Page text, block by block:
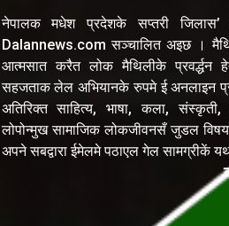
नेपालक मधेश प्रदेशके सप्तरी जिलास’
Dalannews.com सञ्चालित अइछ ।
आत्मसात करैत लोक मैथिलीके
सहजताक लेल अभियानके रुपमे ई अनलाइन
अतिरिक्त साहित्य, भाषा, कला, संस्कृती,
लोपोन्मुख सामाजिक लोकजीवनसँ जुडल
अपने सबद्वारा ईमेलमे पठाएल गेल सामग्रीकें